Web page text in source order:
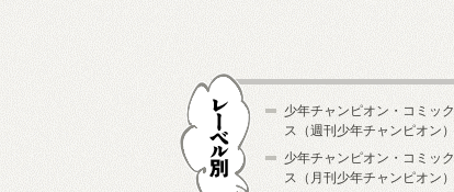
少年チャンピオン・コミック
ス（週刊少年チャンピオン）
少年チャンピオン・コミック
ス（月刊少年チャンピオン）